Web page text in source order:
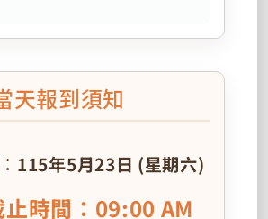
天報到須知
115年5月23日 (星期六)
止時間：09:00 AM